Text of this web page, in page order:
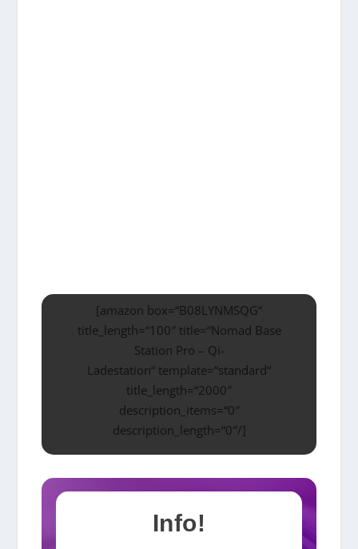
[amazon box=“B08LYNMSQG“
title_length=“100″ title=“Nomad Base
Station Pro – Qi-
Ladestation“ template=“standard“
title_length=“2000″
description_items=“0″
description_length=“0″/]
Info!